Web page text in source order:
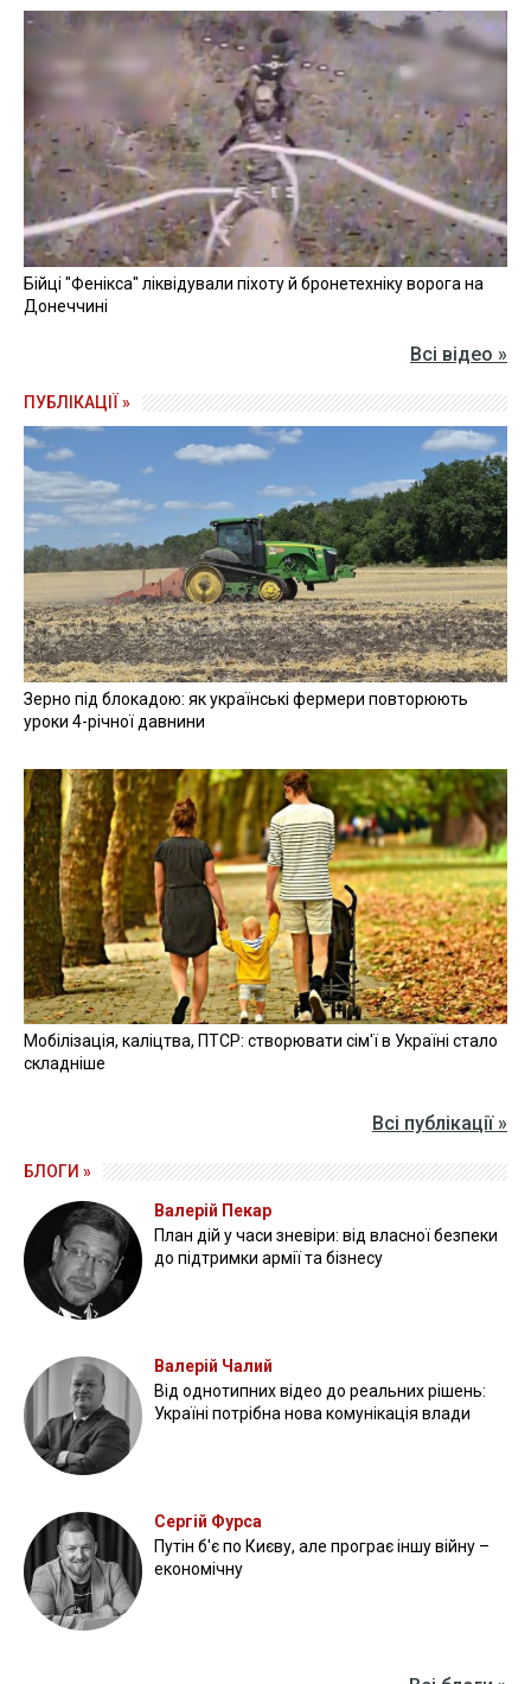
Бійці "Фенікса" ліквідували піхоту й бронетехніку ворога на
Донеччині
Всі відео »
ПУБЛІКАЦІЇ »
Зерно під блокадою: як українські фермери повторюють
уроки 4-річної давнини
Мобілізація, каліцтва, ПТСР: створювати сім'ї в Україні стало
складніше
Всі публікації »
БЛОГИ »
Валерій Пекар
План дій у часи зневіри: від власної безпеки
до підтримки армії та бізнесу
Валерій Чалий
Від однотипних відео до реальних рішень:
Україні потрібна нова комунікація влади
Сергій Фурса
Путін б'є по Києву, але програє іншу війну –
економічну